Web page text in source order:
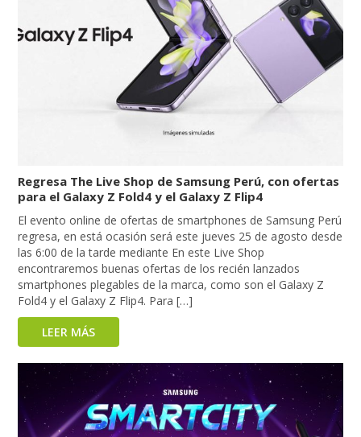
Regresa The Live Shop de Samsung Perú, con ofertas
para el Galaxy Z Fold4 y el Galaxy Z Flip4
El evento online de ofertas de smartphones de Samsung Perú
regresa, en está ocasión será este jueves 25 de agosto desde
las 6:00 de la tarde mediante En este Live Shop
encontraremos buenas ofertas de los recién lanzados
smartphones plegables de la marca, como son el Galaxy Z
Fold4 y el Galaxy Z Flip4. Para […]
LEER MÁS